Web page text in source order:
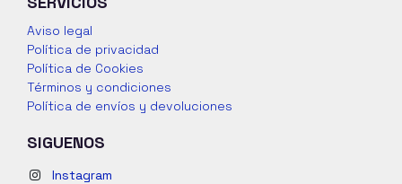
Aviso legal
Política de privacidad
Política de Cookies
Términos y condiciones
Política de envíos y devoluciones
SIGUENOS
Instagram